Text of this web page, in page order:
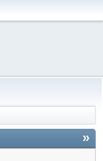
»